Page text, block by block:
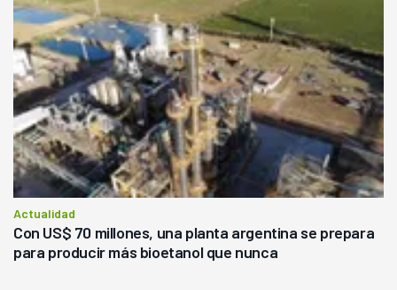
Actualidad
Con US$ 70 millones, una planta argentina se prepara
para producir más bioetanol que nunca